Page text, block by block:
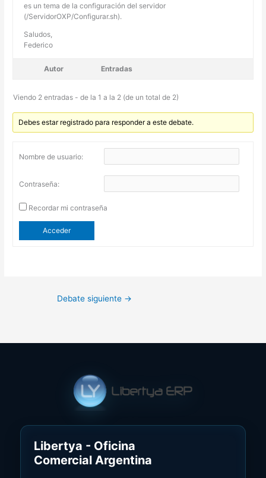
es un tema de la configuración del servidor
(/ServidorOXP/Configurar.sh).
Saludos,
Federico
Autor Entradas
Viendo 2 entradas - de la 1 a la 2 (de un total de 2)
Debes estar registrado para responder a este debate.
Nombre de usuario:
Contraseña:
Recordar mi contraseña
Acceder
Debate siguiente →
Libertya - Oficina
Comercial Argentina